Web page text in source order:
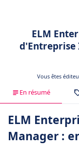
ELM
d'Entreprise
Vous êtes
En résumé
ELM
Manager :